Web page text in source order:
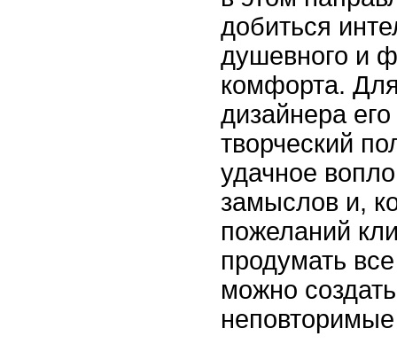
добиться
душевного и
комфорта.
дизайнера
творческий
удачное
замыслов и,
пожеланий
продумать
можно